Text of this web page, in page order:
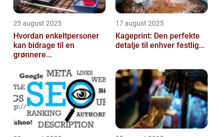
25 august 2025
Hvordan enkeltpersoner
kan bidrage til en
grønnere...
17 august 2025
Kageprint: Den perfekte
detalje til enhver festlig...